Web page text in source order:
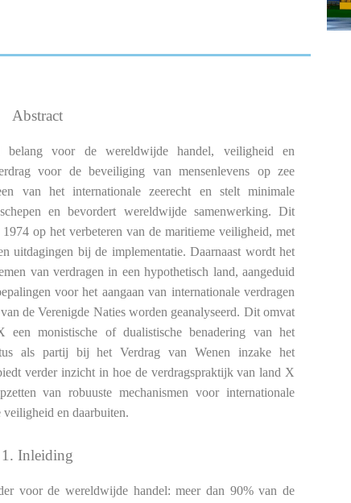
Abstract
voor de wereldwijde handel, veiligheid en
voor de beveiliging van mensenlevens op zee
van het internationale zeerecht en stelt minimale
en bevordert wereldwijde samenwerking. Dit
op het verbeteren van de maritieme veiligheid, met
uitdagingen bij de implementatie. Daarnaast wordt het
van verdragen in een hypothetisch land, aangeduid
voor het aangaan van internationale verdragen
de Verenigde Naties worden geanalyseerd. Dit omvat
monistische of dualistische benadering van het
als partij bij het Verdrag van Wenen inzake het
verder inzicht in hoe de verdragspraktijk van land X
van robuuste mechanismen voor internationale
en daarbuiten.
1. Inleiding
voor de wereldwijde handel: meer dan 90% van de